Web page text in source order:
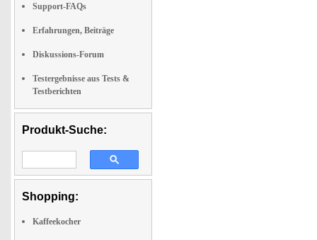
Support-FAQs
Erfahrungen, Beiträge
Diskussions-Forum
Testergebnisse aus Tests &
Testberichten
Produkt-Suche:
Shopping:
Kaffeekocher